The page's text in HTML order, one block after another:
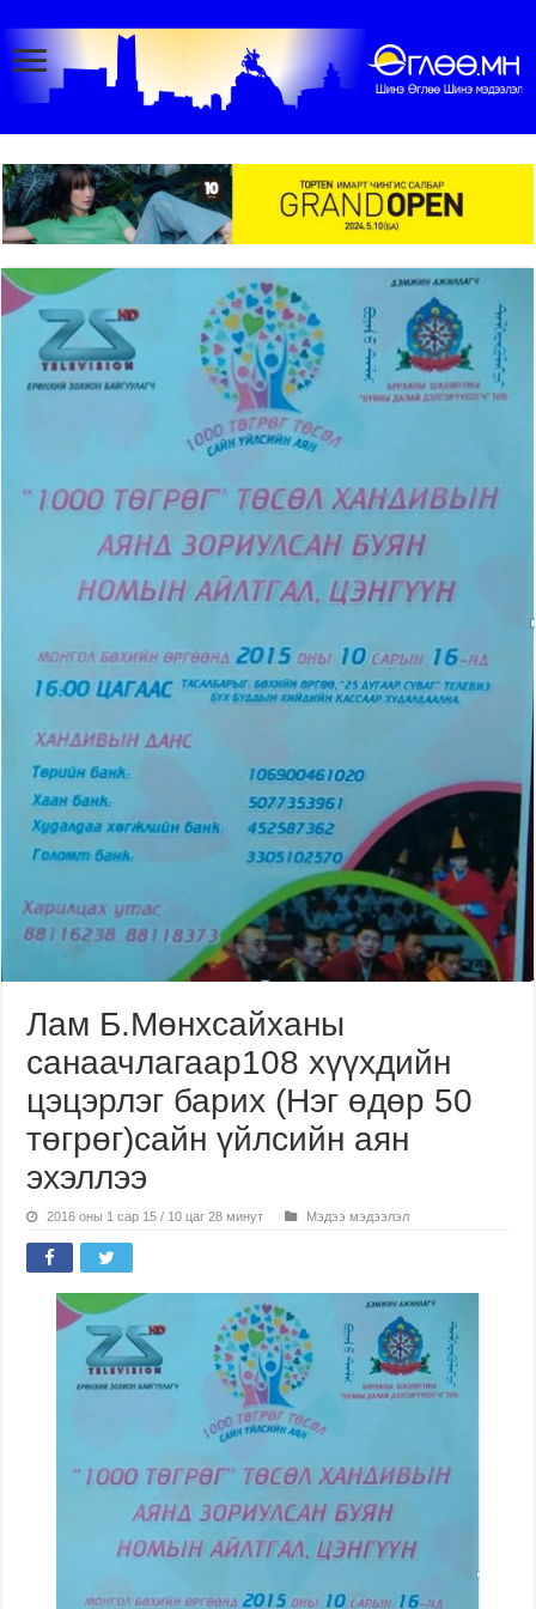
Лам Б.Мөнхсайханы
санаачлагаар108 хүүхдийн
цэцэрлэг барих (Нэг өдөр 50
төгрөг)сайн үйлсийн аян
эхэллээ
2016 оны 1 сар 15 / 10 цаг 28 минут Мэдээ мэдээлэл